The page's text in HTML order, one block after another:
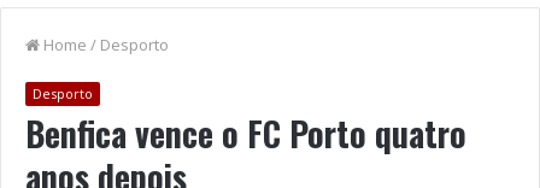
Home / Desporto
Desporto
Benfica vence o FC Porto quatro
anos depois